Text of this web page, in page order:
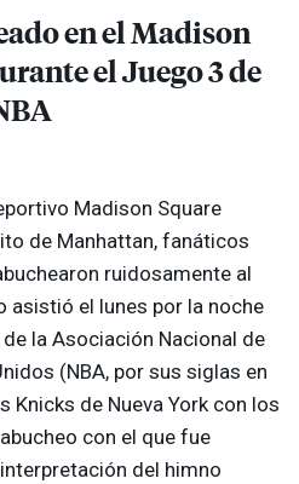
en el Madison
el Juego 3 de
Madison Square
de Manhattan, fanáticos
ruidosamente al
asistió el lunes por la noche
la Asociación Nacional de
(NBA, por sus siglas en
Knicks de Nueva York con los
con el que fue
del himno